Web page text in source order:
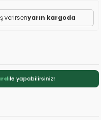
verirsenyarın kargoda
ile yapabilirsiniz!